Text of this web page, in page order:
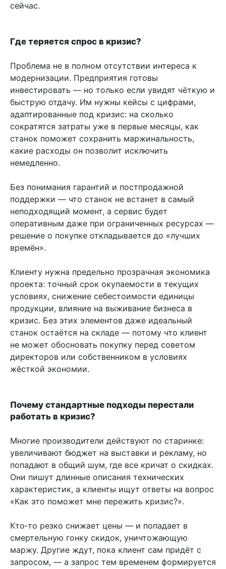
сейчас.
Где теряется спрос в кризис?
Проблема не в полном отсутствии интереса к
модернизации. Предприятия готовы
инвестировать — но только если увидят чёткую и
быструю отдачу. Им нужны кейсы с цифрами,
адаптированные под кризис: на сколько
сократятся затраты уже в первые месяцы, как
станок поможет сохранить маржинальность,
какие расходы он позволит исключить
немедленно.
Без понимания гарантий и постпродажной
поддержки — что станок не встанет в самый
неподходящий момент, а сервис будет
оперативным даже при ограниченных ресурсах —
решение о покупке откладывается до «лучших
времён».
Клиенту нужна предельно прозрачная экономика
проекта: точный срок окупаемости в текущих
условиях, снижение себестоимости единицы
продукции, влияние на выживание бизнеса в
кризис. Без этих элементов даже идеальный
станок остаётся на складе — потому что клиент
не может обосновать покупку перед советом
директоров или собственником в условиях
жёсткой экономии.
Почему стандартные подходы перестали
работать в кризис?
Многие производители действуют по старинке:
увеличивают бюджет на выставки и рекламу, но
попадают в общий шум, где все кричат о скидках.
Они пишут длинные описания технических
характеристик, а клиенты ищут ответы на вопрос
«Как это поможет мне пережить кризис?».
Кто‑то резко снижает цены — и попадает в
смертельную гонку скидок, уничтожающую
маржу. Другие ждут, пока клиент сам придёт с
запросом, — а запрос тем временем формируется